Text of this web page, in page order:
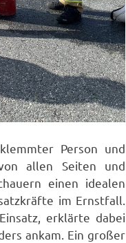
Person und
allen Seiten und
einen idealen
im Ernstfall.
erklärte dabei
ankam. Ein großer